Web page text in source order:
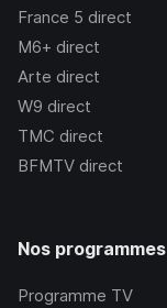
France 5 direct
M6+ direct
Arte direct
W9 direct
TMC direct
BFMTV direct
Nos programmes
Programme TV